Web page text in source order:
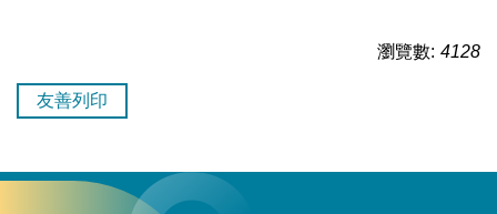
瀏覽數: 4128
友善列印